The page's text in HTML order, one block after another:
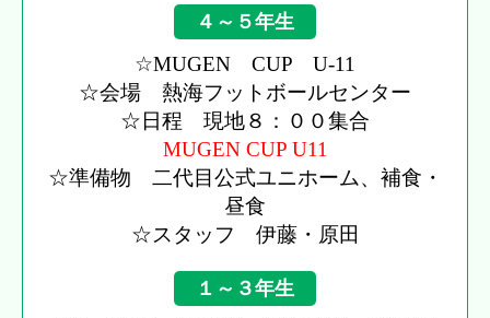
４～５年生
☆MUGEN CUP U-11
☆会場 熱海フットボールセンター
☆日程 現地８：００集合
MUGEN CUP U11
☆準備物 二代目公式ユニホーム、補食・
昼食
☆スタッフ 伊藤・原田
１～３年生